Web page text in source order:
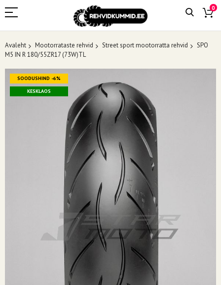
0
Avaleht Mootorrataste rehvid Street sport mootorratta rehvid
SPO
M5 IN R 180/55ZR17 (73W)TL
Skip
the
end
SOODUSHIND -6%
KESKLAOS